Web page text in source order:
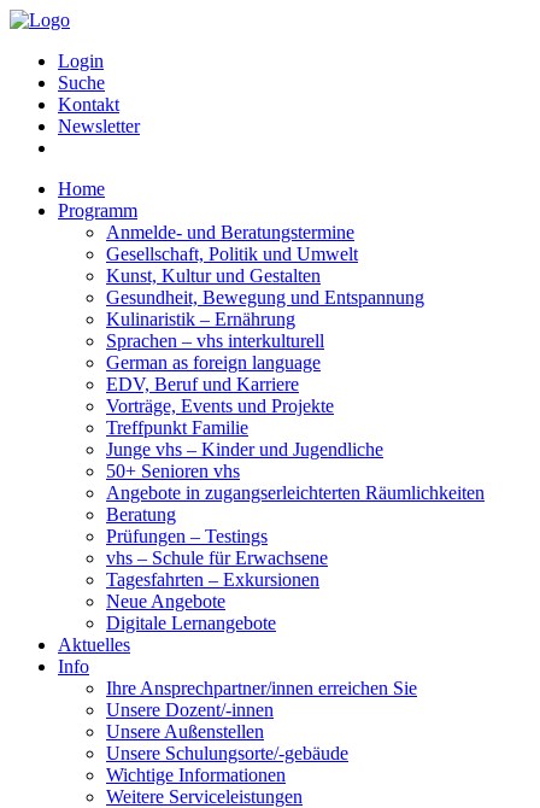
Login
Suche
Kontakt
Newsletter
Home
Programm
Anmelde- und Beratungstermine
Gesellschaft, Politik und Umwelt
Kunst, Kultur und Gestalten
Gesundheit, Bewegung und Entspannung
Kulinaristik – Ernährung
Sprachen – vhs interkulturell
German as foreign language
EDV, Beruf und Karriere
Vorträge, Events und Projekte
Treffpunkt Familie
Junge vhs – Kinder und Jugendliche
50+ Senioren vhs
Angebote in zugangserleichterten Räumlichkeiten
Beratung
Prüfungen – Testings
vhs – Schule für Erwachsene
Tagesfahrten – Exkursionen
Neue Angebote
Digitale Lernangebote
Aktuelles
Info
Ihre Ansprechpartner/innen erreichen Sie
Unsere Dozent/-innen
Unsere Außenstellen
Unsere Schulungsorte/-gebäude
Wichtige Informationen
Weitere Serviceleistungen